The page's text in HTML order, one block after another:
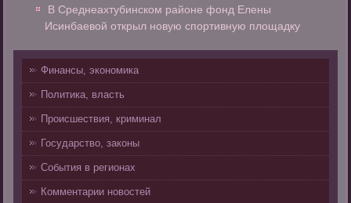
В Среднеахтубинском районе фонд Елены
Исинбаевой открыл новую спортивную площадку
Финансы, экономика
Политика, власть
Происшествия, криминал
Государство, законы
События в регионах
Комментарии новостей